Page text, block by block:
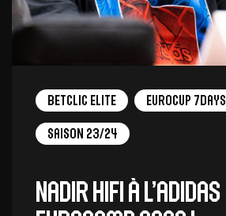
Betclic Elite EuroCup 7Days
Saison 23/24
Nadir Hifi à l’Adidas